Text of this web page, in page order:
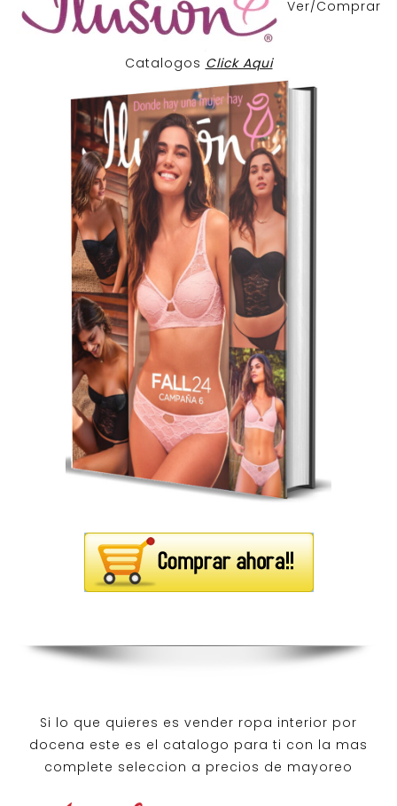
Ver/Comprar
Catalogos Click Aqui
Si lo que quieres es vender ropa interior por
docena este es el catalogo para ti con la mas
complete seleccion a precios de mayoreo